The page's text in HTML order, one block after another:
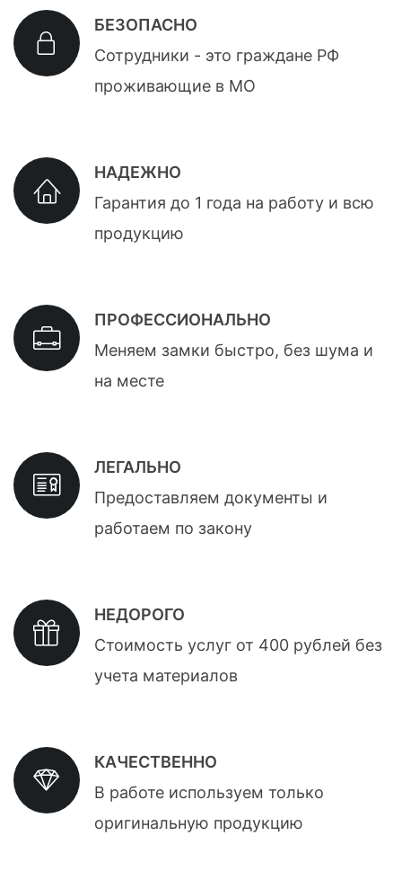
БЕЗОПАСНО
Сотрудники - это граждане РФ
проживающие в МО
НАДЕЖНО
Гарантия до 1 года на работу и всю
продукцию
ПРОФЕССИОНАЛЬНО
Меняем замки быстро, без шума и
на месте
ЛЕГАЛЬНО
Предоставляем документы и
работаем по закону
НЕДОРОГО
Стоимость услуг от 400 рублей без
учета материалов
КАЧЕСТВЕННО
В работе используем только
оригинальную продукцию